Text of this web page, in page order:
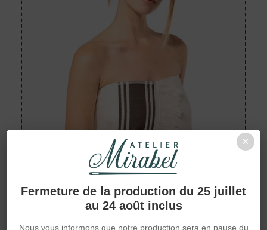
×
Fermeture de la production du 25 juillet
au 24 août inclus
Nous vous informons que notre production sera en pause du